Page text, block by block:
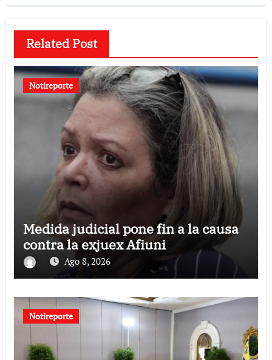
Related Post
Notireporte
Medida judicial pone fin a la causa
contra la exjuex Afiuni
Ago 8, 2026
Notireporte